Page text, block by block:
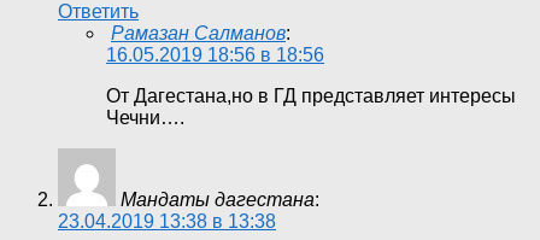
Ответить
Рамазан Салманов:
16.05.2019 18:56 в 18:56
От Дагестана,но в ГД представляет интересы
Чечни….
Мандаты дагестана:
23.04.2019 13:38 в 13:38